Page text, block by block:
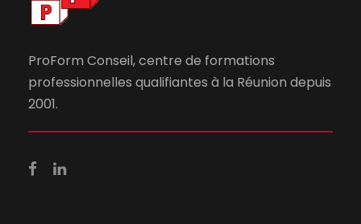
ProForm Conseil, centre de formations
professionnelles qualifiantes à la Réunion depuis
2001.